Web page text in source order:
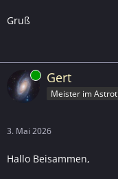
Gruß
Online Gert
Meister im
3. Mai 2026
Hallo Beisammen,